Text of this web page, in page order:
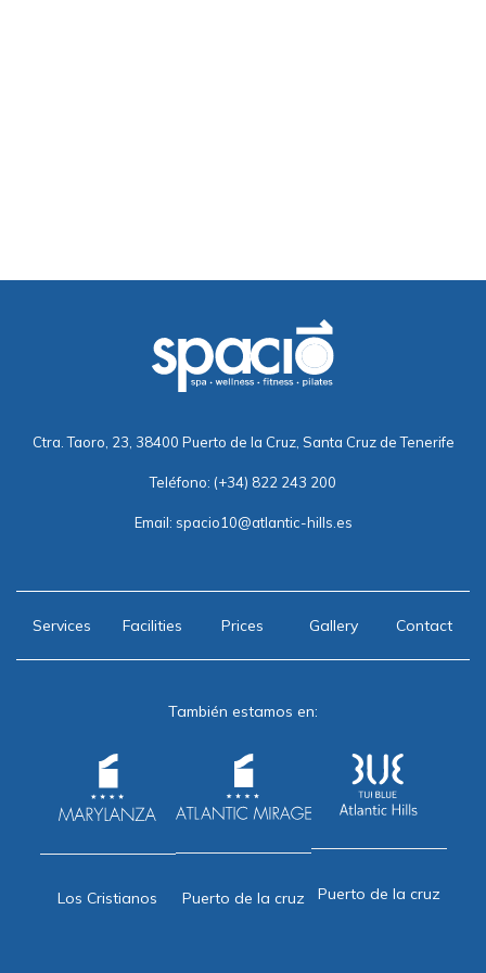
Ctra. Taoro, 23, 38400 Puerto de la Cruz, Santa Cruz de Tenerife
Teléfono: (+34) 822 243 200
Email: spacio10@atlantic-hills.es
Services Facilities Prices Gallery Contact
También estamos en:
Los Cristianos Puerto de la cruz Puerto de la cruz